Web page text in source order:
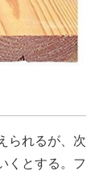
られるが、次
くとする。フ